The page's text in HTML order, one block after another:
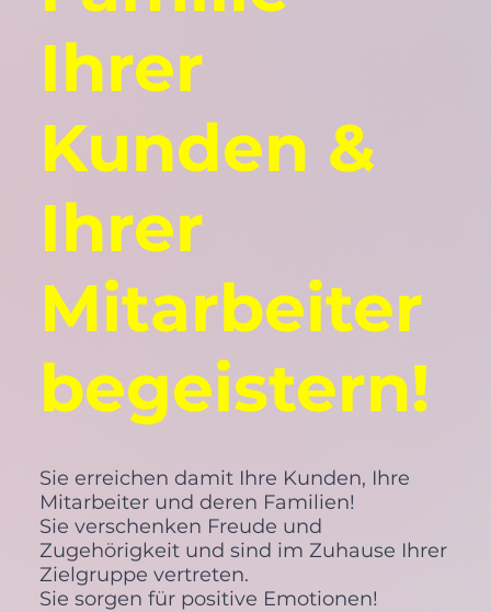
Ihrer
Kunden &
Ihrer
Mitarbeiter
begeistern!
Sie erreichen damit Ihre Kunden, Ihre
Mitarbeiter und deren Familien!
Sie verschenken Freude und
Zugehörigkeit und sind im Zuhause Ihrer
Zielgruppe vertreten.
Sie sorgen für positive Emotionen!